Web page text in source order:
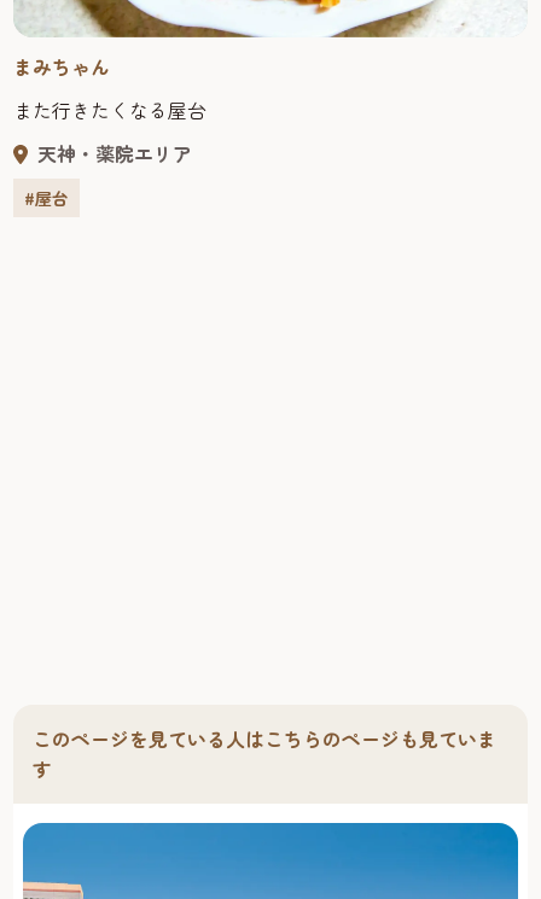
まみちゃん
また行きたくなる屋台
天神・薬院エリア
#屋台
このページを見ている人はこちらのページも見ていま
す